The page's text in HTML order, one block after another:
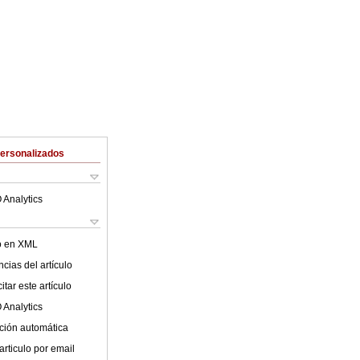
Analytics
en XML
del artículo
este artículo
Analytics
automática
por email